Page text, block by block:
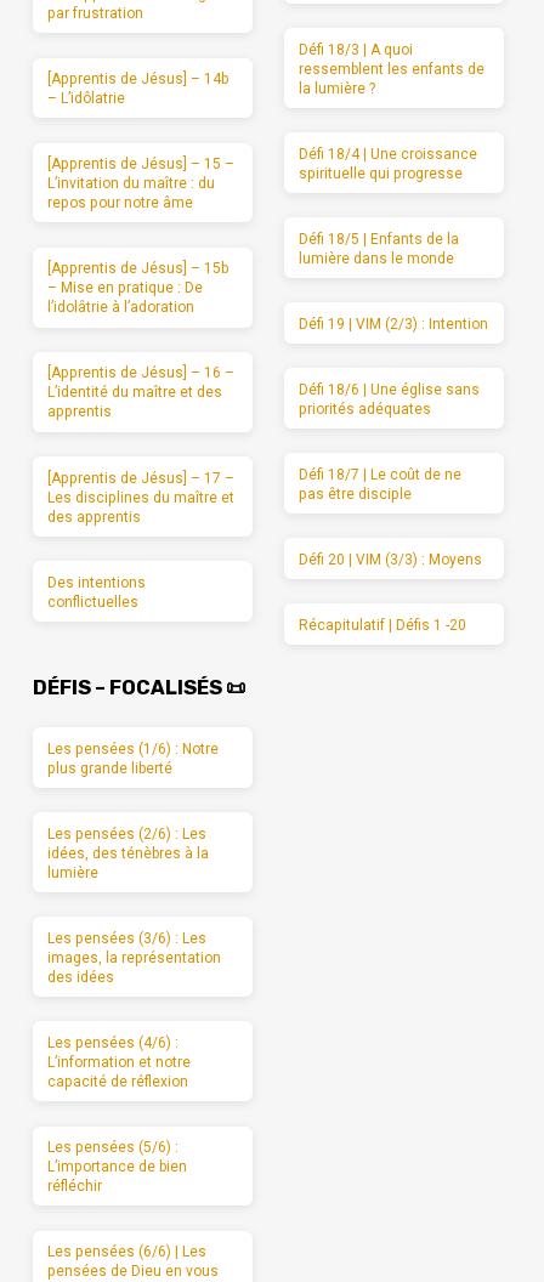
par frustration
[Apprentis de Jésus] – 14b
– L’idôlatrie
[Apprentis de Jésus] – 15 –
L’invitation du maître : du
repos pour notre âme
[Apprentis de Jésus] – 15b
– Mise en pratique : De
l’idolâtrie à l’adoration
[Apprentis de Jésus] – 16 –
L’identité du maître et des
apprentis
[Apprentis de Jésus] – 17 –
Les disciplines du maître et
des apprentis
Des intentions
conflictuelles
Défi 18/3 | A quoi
ressemblent les enfants de
la lumière ?
Défi 18/4 | Une croissance
spirituelle qui progresse
Défi 18/5 | Enfants de la
lumière dans le monde
Défi 19 | VIM (2/3) : Intention
Défi 18/6 | Une église sans
priorités adéquates
Défi 18/7 | Le coût de ne
pas être disciple
Défi 20 | VIM (3/3) : Moyens
Récapitulatif | Défis 1 -20
DÉFIS – FOCALISÉS 📜
Les pensées (1/6) : Notre
plus grande liberté
Les pensées (2/6) : Les
idées, des ténèbres à la
lumière
Les pensées (3/6) : Les
images, la représentation
des idées
Les pensées (4/6) :
L’information et notre
capacité de réflexion
Les pensées (5/6) :
L’importance de bien
réfléchir
Les pensées (6/6) | Les
pensées de Dieu en vous